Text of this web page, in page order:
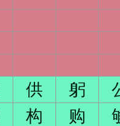
供 躬
构 购